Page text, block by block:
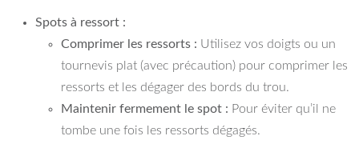
Spots à ressort :
Comprimer les ressorts : Utilisez vos doigts ou un
tournevis plat (avec précaution) pour comprimer les
ressorts et les dégager des bords du trou.
Maintenir fermement le spot : Pour éviter qu’il ne
tombe une fois les ressorts dégagés.